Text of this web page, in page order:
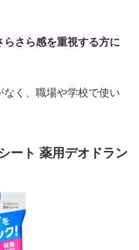
さら感を重視する方に
く、職場や学校で使い
ート 薬用デオドラン